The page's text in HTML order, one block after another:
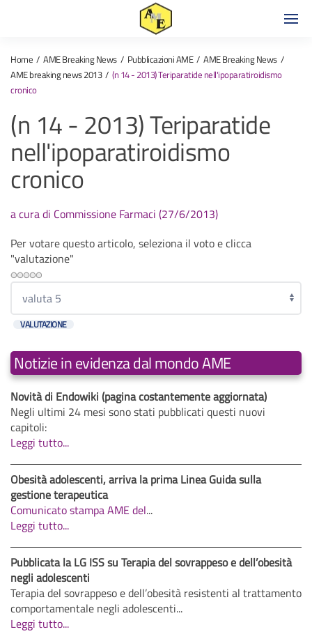
Home AME Breaking News Pubblicazioni AME
AME Breaking News
AME breaking news 2013
(n 14 - 2013) Teriparatide nell'ipoparatiroidismo
cronico
(n 14 - 2013) Teriparatide
nell'ipoparatiroidismo
cronico
a cura di Commissione Farmaci (27/6/2013)
Per votare questo articolo, seleziona il voto e clicca
"valutazione"
Notizie in evidenza dal mondo AME
Novità di Endowiki (pagina costantemente aggiornata)
Negli ultimi 24 mesi sono stati pubblicati questi nuovi
capitoli:
Leggi tutto...
Obesità adolescenti, arriva la prima Linea Guida sulla
gestione terapeutica
Comunicato stampa AME del...
Leggi tutto...
Pubblicata la LG ISS su Terapia del sovrappeso e dell’obesità
negli adolescenti
Terapia del sovrappeso e dell’obesità resistenti al trattamento
comportamentale negli adolescenti...
Leggi tutto...